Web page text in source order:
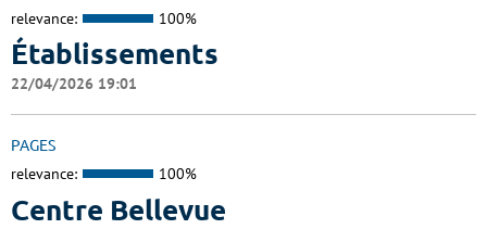
relevance: 100%
Établissements
22/04/2026 19:01
PAGES
relevance: 100%
Centre Bellevue